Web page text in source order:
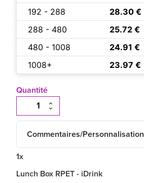
192 - 288
28.30 €
288 - 480
25.72 €
480 - 1008
24.91 €
1008+
23.97 €
Quantité
Commentaires/Personnalisation
1x
Lunch Box RPET - iDrink